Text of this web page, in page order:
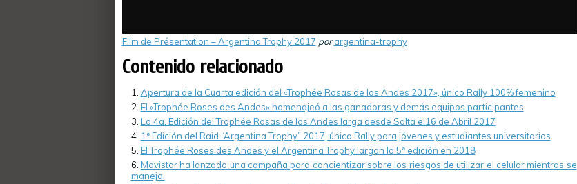
Film de Présentation – Argentina Trophy 2017 porargentina-trophy
Contenido relacionado
Apertura de la Cuarta edición del «Trophée Rosas de los Andes 2017», único Rally 100% femenino
El «Trophée Roses des Andes» homenajeó a las ganadoras y demás equipos participantes
La 4a. Edición del Trophée Rosas de los Andes larga desde Salta el16 de Abril 2017
1ª Edición del Raid “Argentina Trophy” 2017, único Rally para jóvenes y estudiantes universitarios
El Trophée Roses des Andes y el Argentina Trophy largan la 5ª edición en 2018
Movistar ha lanzado una campaña para concientizar sobre los riesgos de utilizar el celular mientras se
maneja.